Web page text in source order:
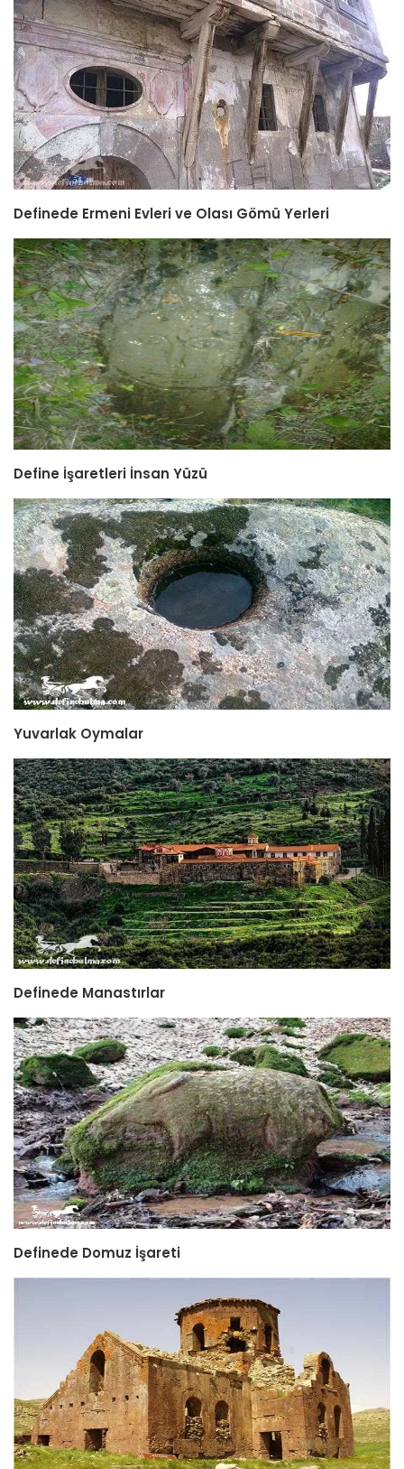
Definede Ermeni Evleri ve Olası Gömü Yerleri
Define İşaretleri İnsan Yüzü
Yuvarlak Oymalar
Definede Manastırlar
Definede Domuz İşareti